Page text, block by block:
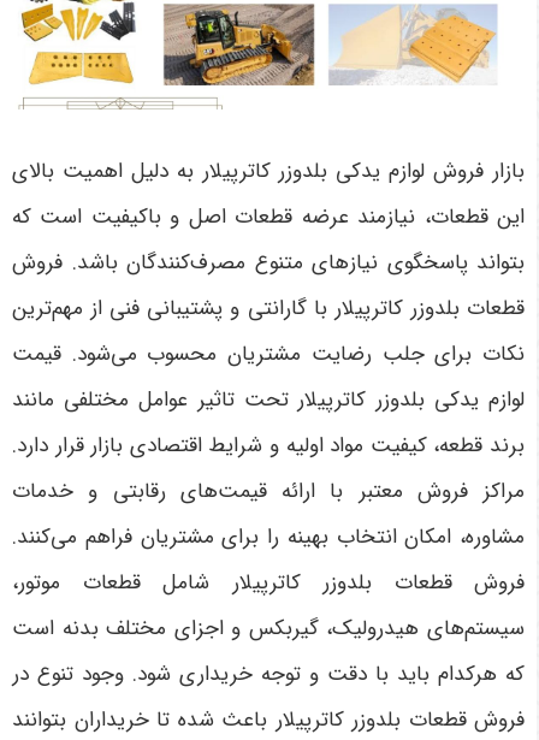
بازار فروش لوازم یدکی بلدوزر کاترپیلار به دلیل اهمیت بالای
این قطعات، نیازمند عرضه قطعات اصل و باکیفیت است که
بتواند پاسخگوی نیازهای متنوع مصرف‌کنندگان باشد. فروش
قطعات بلدوزر کاترپیلار با گارانتی و پشتیبانی فنی از مهم‌ترین
نکات برای جلب رضایت مشتریان محسوب می‌شود. قیمت
لوازم یدکی بلدوزر کاترپیلار تحت تاثیر عوامل مختلفی مانند
برند قطعه، کیفیت مواد اولیه و شرایط اقتصادی بازار قرار دارد.
مراکز فروش معتبر با ارائه قیمت‌های رقابتی و خدمات
مشاوره، امکان انتخاب بهینه را برای مشتریان فراهم می‌کنند.
فروش قطعات بلدوزر کاترپیلار شامل قطعات موتور،
سیستم‌های هیدرولیک، گیربکس و اجزای مختلف بدنه است
که هرکدام باید با دقت و توجه خریداری شود. وجود تنوع در
فروش قطعات بلدوزر کاترپیلار باعث شده تا خریداران بتوانند